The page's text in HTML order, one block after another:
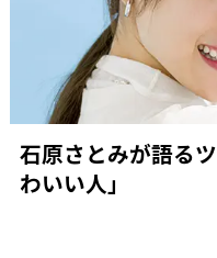
石原さとみが語る
わいい人」